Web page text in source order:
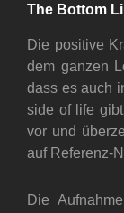
The Bottom
Die positive
dem ganzen
dass es auch
side of life
vor und
auf Referenz-
Die